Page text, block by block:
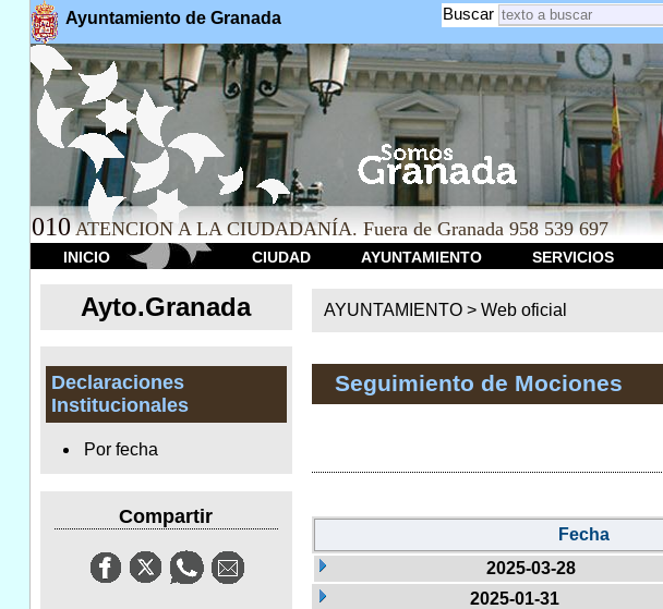
Ayuntamiento de Granada Buscar
010 ATENCION A LA CIUDADANÍA. Fuera de Granada 958 539 697
INICIO CIUDAD AYUNTAMIENTO SERVICIOS
Ayto.Granada
Declaraciones
Institucionales
Por fecha
Compartir
AYUNTAMIENTO > Web oficial
Seguimiento de Mociones
Fecha
2025-03-28
2025-01-31